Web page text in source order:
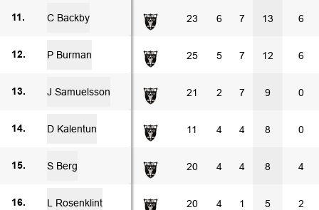
11. C Backby 23 6 7 13 6
12. P Burman 25 5 7 12 6
13. J Samuelsson 21 2 7 9 0
14. D Kalentun 11 4 4 8 0
15. S Berg 20 4 4 8 4
16. L Rosenklint 20 4 1 5 2